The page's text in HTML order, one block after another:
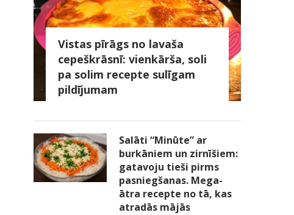
Vistas pīrāgs no lavaša
cepeškrāsnī: vienkārša, soli
pa solim recepte sulīgam
pildījumam
Salāti “Minūte” ar
burkāniem un zirnīšiem:
gatavoju tieši pirms
pasniegšanas. Mega-
ātra recepte no tā, kas
atradās mājās